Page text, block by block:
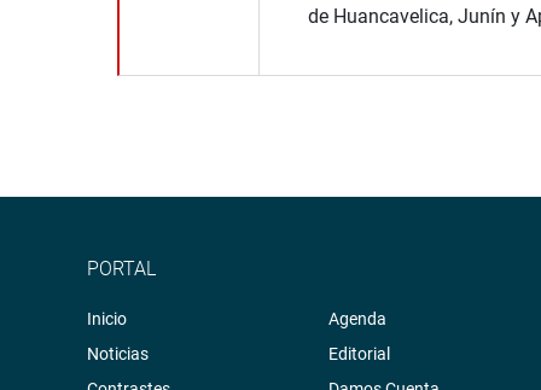
de Huancavelica, Junín y
PORTAL
Inicio
Noticias
Agenda
Editorial